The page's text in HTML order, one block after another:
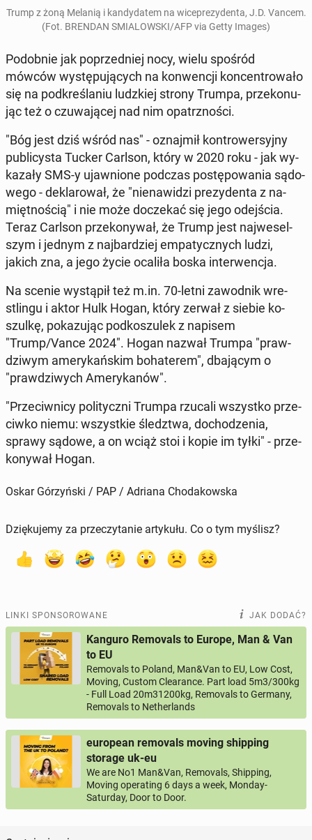
Trump z żoną Melanią i kan­dy­da­tem na wi­ce­pre­zy­den­ta, J.D. Vancem.
(Fot. BRENDAN SMIA­LOW­SKI/AFP via Getty Images)
Po­dob­nie jak po­przed­niej nocy, wielu spośród
mówców wy­stę­pu­ją­cych na kon­wen­cji kon­cen­tro­wa­ło
się na pod­kre­śla­niu ludz­kiej strony Trumpa, prze­ko­nu­
jąc też o czu­wa­ją­cej nad nim opatrz­no­ści.
"Bóg jest dziś wśród nas" - oznaj­mił kon­tro­wer­syj­ny
pu­bli­cy­sta Tucker Carlson, który w 2020 roku - jak wy­
ka­za­ły SMS-y ujaw­nio­ne podczas po­stę­po­wa­nia są­do­
we­go - de­kla­ro­wał, że "nie­na­wi­dzi pre­zy­den­ta z na­
mięt­no­ścią" i nie może do­cze­kać się jego odej­ścia.
Teraz Carlson prze­ko­ny­wał, że Trump jest naj­we­sel­
szym i jednym z naj­bar­dziej em­pa­tycz­nych ludzi,
jakich zna, a jego życie ocaliła boska in­ter­wen­cja.
Na scenie wy­stą­pił też m.in. 70-letni za­wod­nik wre­
stlin­gu i aktor Hulk Hogan, który zerwał z siebie ko­
szul­kę, po­ka­zu­jąc pod­ko­szu­lek z napisem
"Trump/Vance 2024". Hogan nazwał Trumpa "praw­
dzi­wym ame­ry­kań­skim bo­ha­te­rem", dba­ją­cym o
"praw­dzi­wych Ame­ry­ka­nów".
"Prze­ciw­ni­cy po­li­tycz­ni Trumpa rzucali wszyst­ko prze­
ciw­ko niemu: wszyst­kie śledz­twa, do­cho­dze­nia,
sprawy sądowe, a on wciąż stoi i kopie im tyłki" - prze­
ko­ny­wał Hogan.
Oskar Górzyński / PAP / Adriana Chodakowska
Dziękujemy za przeczytanie artykułu. Co o tym myślisz?
LINKI SPONSOROWANE JAK DODAĆ?
Kanguro Removals to Europe, Man & Van
to EU
Removals to Poland, Man&Van to EU, Low Cost,
Moving, Custom Clearance. Part load 5m3/300kg
- Full Load 20m31200kg, Removals to Germany,
Removals to Netherlands
european removals moving shipping
storage uk-eu
We are No1 Man&Van, Removals, Shipping,
Moving operating 6 days a week, Monday-
Saturday, Door to Door.